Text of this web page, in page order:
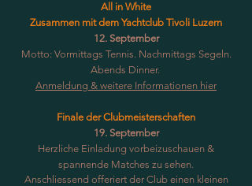
All in White
Zusammen mit dem Yachtclub Tivoli Luzern
12. September
Motto: Vormittags Tennis. Nachmittags Segeln.
Abends Dinner.
Anmeldung & weitere Informationen hier
Finale der Clubmeisterschaften
19. September
Herzliche Einladung vorbeizuschauen &
spannende Matches zu sehen.
Anschliessend offeriert der Club einen kleinen